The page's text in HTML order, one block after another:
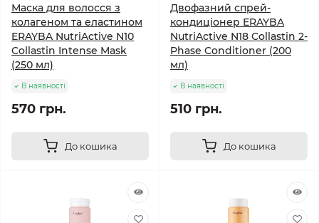
Маска для волосся з
колагеном та еластином
ERAYBA NutriActive N10
Collastin Intense Mask
(250 мл)
В наявності
570 грн.
До кошика
Двофазний спрей-
кондиціонер ERAYBA
NutriActive N18 Collastin 2-
Phase Conditioner (200
мл)
В наявності
510 грн.
До кошика